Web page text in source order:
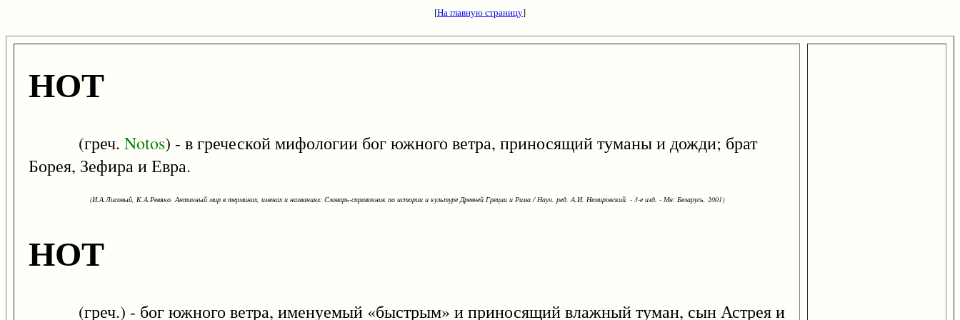
[На главную страницу]
НОТ
(греч. Notos) - в греческой мифологии бог южного ветра, приносящий туманы и дожди; брат
Борея, Зефира и Евра.
(И.А.Лисовый, К.А.Ревяко. Античный мир в терминах, именах и названиях: Словарь-справочник по истории и культуре Древней Греции и Рима / Науч. ред. А.И. Немировский. - 3-е изд. - Мн: Беларусь, 2001)
НОТ
(греч.) - бог южного ветра, именуемый «быстрым» и приносящий влажный туман, сын Астрея и